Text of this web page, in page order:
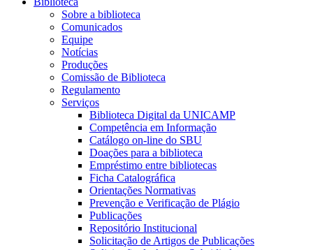
Sobre a biblioteca
Comunicados
Equipe
Notícias
Produções
Comissão de Biblioteca
Regulamento
Serviços
Biblioteca Digital da UNICAMP
Competência em Informação
Catálogo on-line do SBU
Doações para a biblioteca
Empréstimo entre bibliotecas
Ficha Catalográfica
Orientações Normativas
Prevenção e Verificação de Plágio
Publicações
Repositório Institucional
Solicitação de Artigos de Publicações